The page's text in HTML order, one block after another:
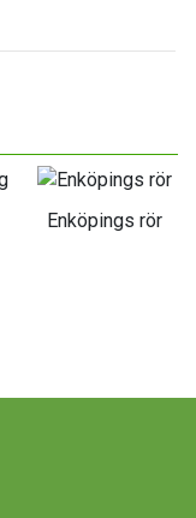
Enköpings rör